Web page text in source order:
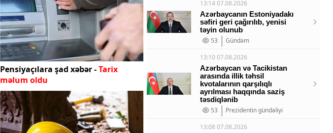
Pensiyaçılara şad xəbər -Tarix
məlum oldu
13:14 07.08.2026
Azərbaycanın Estoniyadakı
səfiri geri çağırılıb, yenisi
təyin olunub
53
Gündəm
13:10 07.08.2026
Azərbaycan və Tacikistan
arasında illik təhsil
kvotalarının qarşılıqlı
ayrılması haqqında saziş
təsdiqlənib
53
Prezidentin gündəliyi
13:08 07.08.2026